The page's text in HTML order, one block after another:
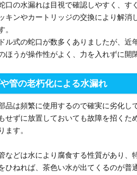
口の水漏れは目視で確認しやすく、す
キンやカートリッジの交換により解消
。
ル式の蛇口が数多くありましたが、近
ほうが操作性がよく、力を入れずに開
管の老朽化による水漏れ
品は頻繁に使用するので確実に劣化し
せずに放置しておいても故障を招くた
ます。
などは水により腐食する性質があり、
ひねれば、茶色い水が出てくるのが普